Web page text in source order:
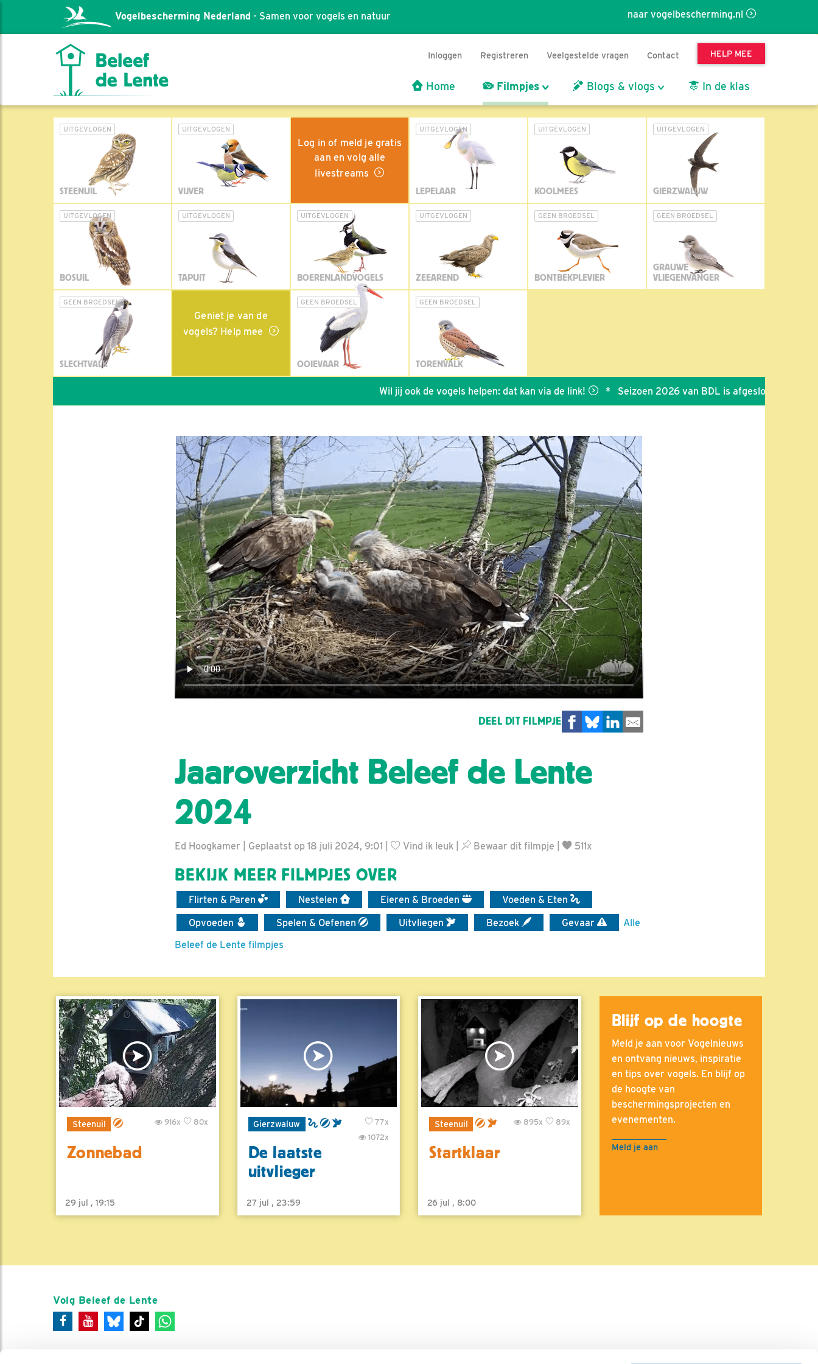
naar vogelbescherming.nl
Vogelbescherming Nederland - Samen voor vogels en natuur
Inloggen Registreren Veelgestelde vragen Contact HELP MEE
Home Filmpjes Blogs & vlogs In de klas
UITGEVLOGEN
STEENUIL
UITGEVLOGEN
VIJVER
Log in of meld je gratis
aan en volg alle
livestreams
UITGEVLOGEN
LEPELAAR
UITGEVLOGEN
KOOLMEES
UITGEVLOGEN
GIERZWALUW
UITGEVLOGEN
BOSUIL
UITGEVLOGEN
TAPUIT
UITGEVLOGEN
BOERENLANDVOGELS
UITGEVLOGEN
ZEEAREND
GEEN BROEDSEL
BONTBEKPLEVIER
GEEN BROEDSEL
GRAUWE
VLIEGENVANGER
GEEN BROEDSEL
SLECHTVALK
Geniet je van de
vogels? Help mee
GEEN BROEDSEL
OOIEVAAR
GEEN BROEDSEL
TORENVALK
Wil jij ook de vogels helpen: dat kan via de link! *Seizoen 2026 van BDL is afgesloten*
DEEL DIT FILMPJE
Jaaroverzicht Beleef de Lente
2024
Ed Hoogkamer | Geplaatst op 18 juli 2024, 9:01 | Vind ik leuk Bewaar dit filmpje 511x
BEKIJK MEER FILMPJES OVER
Flirten & Paren Nestelen Eieren & Broeden
Voeden & Eten
Opvoeden
Spelen & Oefenen Uitvliegen Bezoek Gevaar
Alle
Beleef de Lente filmpjes
Steenuil 80x
916x
Zonnebad
29 jul , 19:15
Gierzwaluw
77x
1072x
De laatste
uitvlieger
27 jul , 23:59
Steenuil 89x
895x
Startklaar
26 jul , 8:00
Blijf op de hoogte
Meld je aan voor Vogelnieuws
en ontvang nieuws, inspiratie
en tips over vogels. En blijf op
de hoogte van
beschermingsprojecten en
evenementen.
Meld je aan
Volg Beleef de Lente